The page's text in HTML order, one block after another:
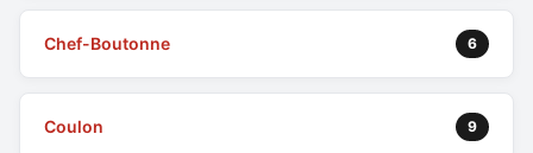
Chef-Boutonne 6
Coulon 9